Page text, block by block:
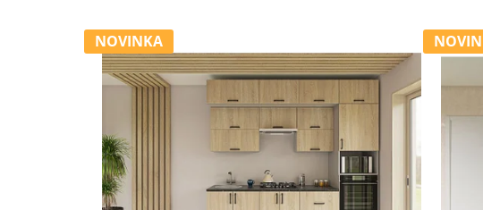
V
ý
p
p
o
NOVINKA